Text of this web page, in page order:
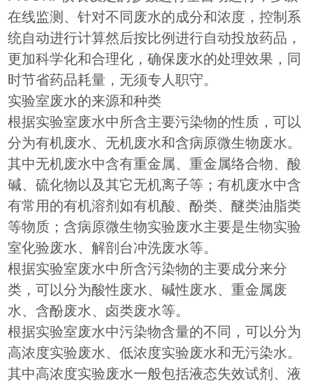
在线监测、针对不同废水的成分和浓度，控制系
统自动进行计算然后按比例进行自动投放药品，
更加科学化和合理化，确保废水的处理效果，同
时节省药品耗量，无须专人职守。
实验室废水的来源和种类
根据实验室废水中所含主要污染物的性质，可以
分为有机废水、无机废水和含病原微生物废水。
其中无机废水中含有重金属、重金属络合物、酸
碱、硫化物以及其它无机离子等；有机废水中含
有常用的有机溶剂如有机酸、酚类、醚类油脂类
等物质；含病原微生物实验废水主要是生物实验
室化验废水、解剖台冲洗废水等。
根据实验室废水中所含污染物的主要成分来分
类，可以分为酸性废水、碱性废水、重金属废
水、含酚废水、卤类废水等。
根据实验室废水中污染物含量的不同，可以分为
高浓度实验废水、低浓度实验废水和无污染水。
其中高浓度实验废水一般包括液态失效试剂、液